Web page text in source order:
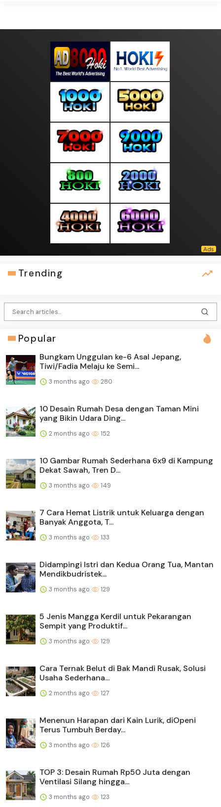
Trending
Popular
Bungkam Unggulan ke-6 Asal Jepang,
Tiwi/Fadia Melaju ke Semi...
3 months ago 280
10 Desain Rumah Desa dengan Taman Mini
yang Bikin Udara Ding...
2 months ago 152
10 Gambar Rumah Sederhana 6x9 di Kampung
Dekat Sawah, Tren D...
3 months ago 149
7 Cara Hemat Listrik untuk Keluarga dengan
Banyak Anggota, T...
3 months ago 133
Didampingi Istri dan Kedua Orang Tua, Mantan
Mendikbudristek...
3 months ago 129
5 Jenis Mangga Kerdil untuk Pekarangan
Sempit yang Produktif...
3 months ago 129
Cara Ternak Belut di Bak Mandi Rusak, Solusi
Usaha Sederhana...
2 months ago 127
Menenun Harapan dari Kain Lurik, diOpeni
Terus Tumbuh Berday...
3 months ago 126
TOP 3: Desain Rumah Rp50 Juta dengan
Ventilasi Silang hingga...
3 months ago 123